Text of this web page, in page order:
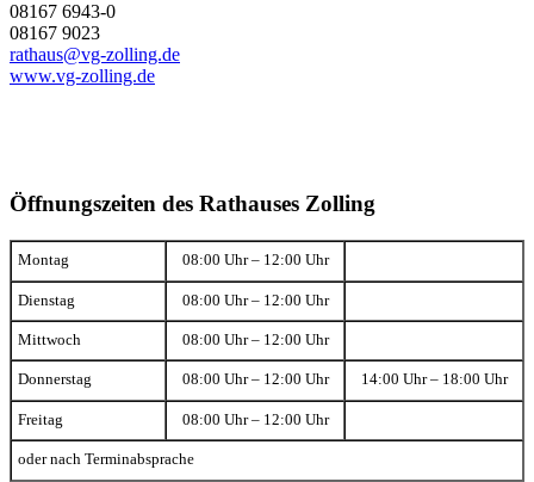
08167 6943-0
08167 9023
rathaus@vg-zolling.de
www.vg-zolling.de
Öffnungszeiten des Rathauses Zolling
Montag 08:00 Uhr – 12:00 Uhr
Dienstag 08:00 Uhr – 12:00 Uhr
Mittwoch 08:00 Uhr – 12:00 Uhr
Donnerstag 08:00 Uhr – 12:00 Uhr 14:00 Uhr – 18:00 Uhr
Freitag 08:00 Uhr – 12:00 Uhr
oder nach Terminabsprache